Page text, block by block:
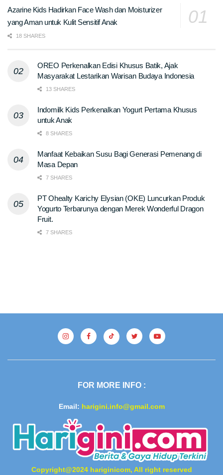
Azarine Kids Hadirkan Face Wash dan Moisturizer
yang Aman untuk Kulit Sensitif Anak
18 SHARES
OREO Perkenalkan Edisi Khusus Batik, Ajak
Masyarakat Lestarikan Warisan Budaya Indonesia
13 SHARES
Indomilk Kids Perkenalkan Yogurt Pertama Khusus
untuk Anak
8 SHARES
Manfaat Kebaikan Susu Bagi Generasi Pemenang di
Masa Depan
7 SHARES
PT Ohealty Karichy Elysian (OKE) Luncurkan Produk
Yogurto Terbarunya dengan Merek Wonderful Dragon
Fruit.
7 SHARES
FOR MORE INFO :
Email: harigini.info@gmail.com
Copyright@2024 hariginicom, All right reserved